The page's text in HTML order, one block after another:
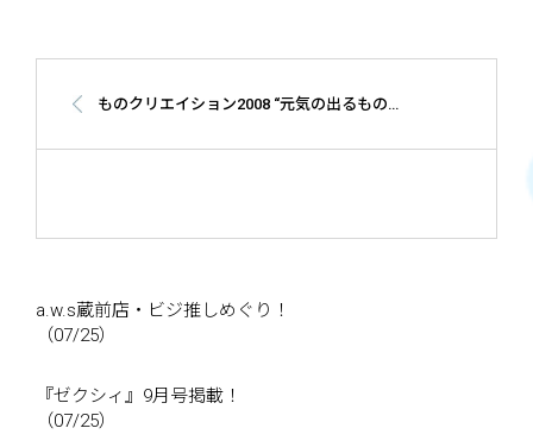
ものクリエイション2008 “元気の出るものクリ”フェスティバル
a.w.s蔵前店・ビジ推しめぐり！
（07/25）
『ゼクシィ』9月号掲載！
（07/25）